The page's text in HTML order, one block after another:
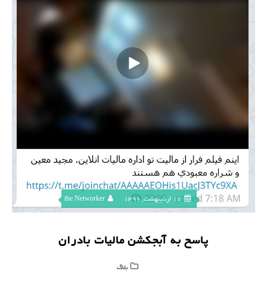
17 اردیبهشت, 1396 the Networker
پاسخ به آبجکشن مالیات بادران
بلاگ